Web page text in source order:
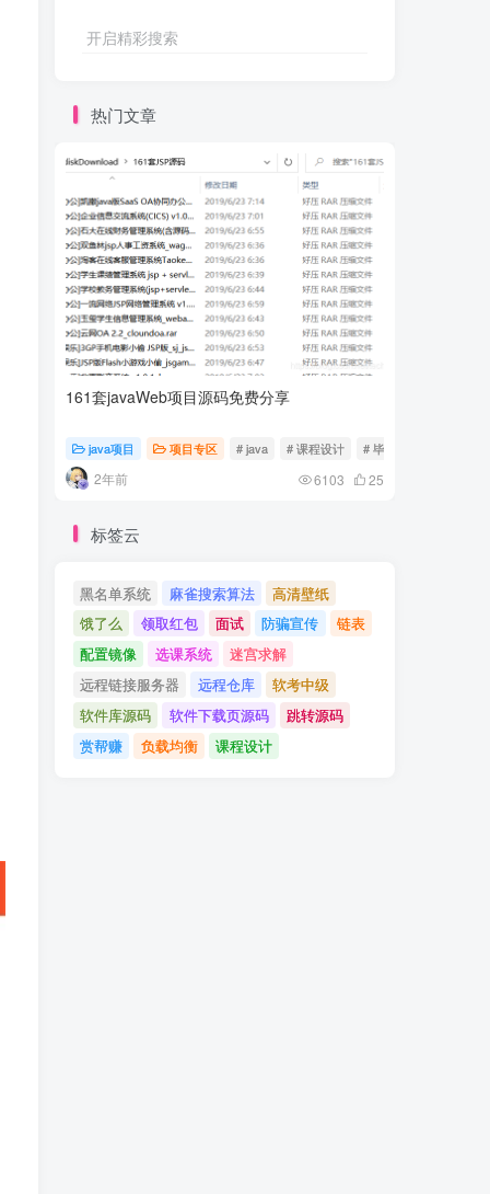
开启精彩搜索
热门文章
161套javaWeb项目源码免费分享
java项目 项目专区 # java # 课程设计 # 毕业设计
2年前 6103 25
标签云
黑名单系统 麻雀搜索算法
高清壁纸
饿了么
领取红包 面试 防骗宣传
链表
配置镜像
选课系统
迷宫求解
远程链接服务器
远程仓库
软考中级
软件库源码
软件下载页源码
跳转源码
赏帮赚
负载均衡 课程设计